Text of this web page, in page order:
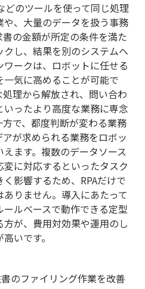
どのツールを使って同じ処理
、大量のデータを扱う事務
の金額が所定の条件を満た
し、結果を別のシステムへ
ークは、ロボットに任せる
気に高めることが可能で
理から解放され、問い合わ
ったより高度な業務に専念
で、都度判断が変わる業務
が求められる業務をロボッ
ます。複数のデータソース
に対応するといったタスク
影響するため、RPAだけで
りません。導入にあたって
ルベースで動作できる定型
が、費用対効果や運用のし
いです。
のファイリング作業を改善